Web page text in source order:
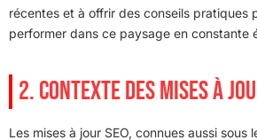
récentes et à offrir des conseils pratiques
performer dans ce paysage en constante
2. CONTEXTE DES MISES À
Les mises à jour SEO, connues aussi sous